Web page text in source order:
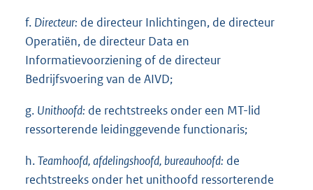
f. Directeur: de directeur Inlichtingen, de directeur
Operatiën, de directeur Data en
Informatievoorziening of de directeur
Bedrijfsvoering van de AIVD;
g. Unithoofd: de rechtstreeks onder een MT-lid
ressorterende leidinggevende functionaris;
h.Teamhoofd, afdelingshoofd, bureauhoofd: de
rechtstreeks onder het unithoofd ressorterende